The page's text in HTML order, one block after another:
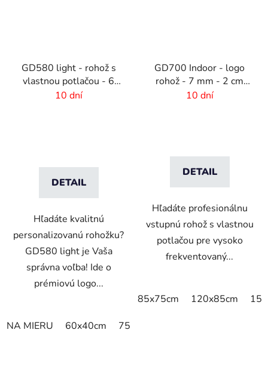
GD580 light - rohož s
vlastnou potlačou - 6
mm vlas
10 dní
DETAIL
Hľadáte kvalitnú
personalizovanú rohožku?
GD580 light je Vaša
správna voľba! Ide o
prémiovú logo...
NA MIERU 60x40cm 75x60cm
GD700 Indoor - logo
rohož - 7 mm - 2 cm
gumový okraj
10 dní
DETAIL
Hľadáte profesionálnu
vstupnú rohož s vlastnou
potlačou pre vysoko
frekventovaný...
85x75cm 120x85cm